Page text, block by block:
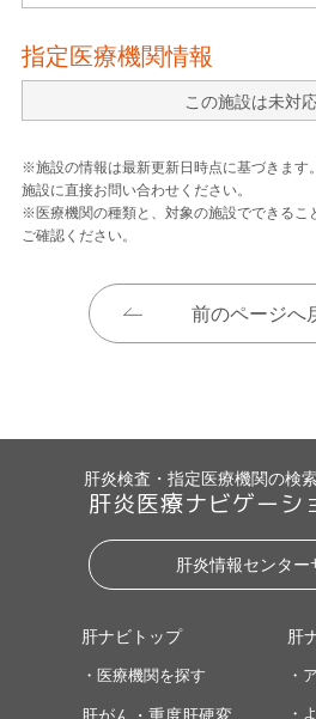
指定医療機関情報
この施設は未対
※施設の情報は最新更新日時点に基づきます
施設に直接お問い合わせください。
※医療機関の種類と、対象の施設でできるこ
ご確認ください。
前のページへ
肝炎検査・指定医療機関の検
肝炎医療ナビゲーシ
肝炎情報センター
肝ナビトップ
・医療機関を探す
肝
・
・